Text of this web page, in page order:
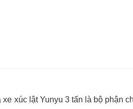
xe xúc lật Yunyu 3 tấn là bộ phận